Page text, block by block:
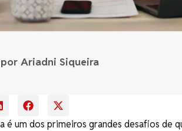
Ariadni Siqueira
é um dos primeiros grandes desafios de